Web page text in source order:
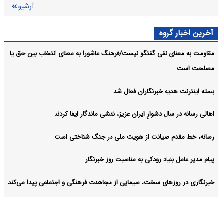
آرشیو
آخرین اخبار گروه
مقاومت به معنای نفی گفتگو نیست/فرهنگ عاشورا به معنای انتخاب بین حق یا
مصلحت است
بسته اینترنت هدیه خبرنگاران فعال شد
اهالی رسانه در سال دشوارِ ایران عزیز، نقشی ماندگار ایفا کردند
رسانه، خط مقدم صیانت از هویت ملی در جنگ شناختی است
پیام مدیر عامل بنیاد رودکی به مناسبت روز خبرنگار
خبرنگاری در روزهای سخت، سیمایی از مجاهدت فرهنگی و اجتماعی پیدا می‌کند